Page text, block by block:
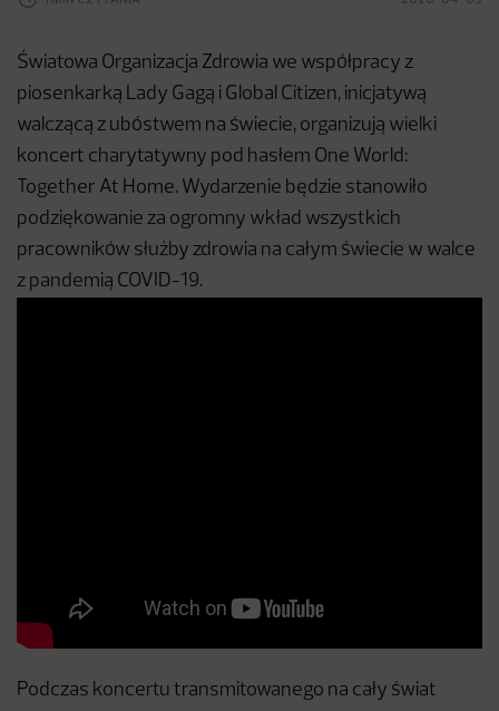
Światowa Organizacja Zdrowia we współpracy z
piosenkarką Lady Gagą i Global Citizen, inicjatywą
walczącą z ubóstwem na świecie, organizują wielki
koncert charytatywny pod hasłem One World:
Together At Home. Wydarzenie będzie stanowiło
podziękowanie za ogromny wkład wszystkich
pracowników służby zdrowia na całym świecie w walce
z pandemią COVID-19.
Podczas koncertu transmitowanego na cały świat